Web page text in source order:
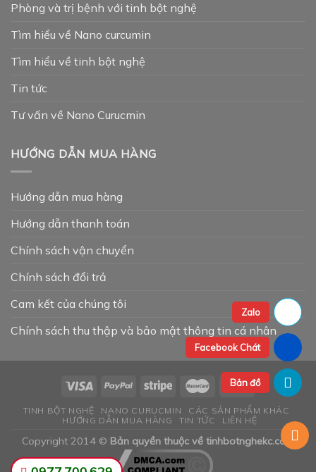
Phòng và trị bệnh với tinh bột nghệ
Tìm hiểu về Nano curcumin
Tìm hiểu về tinh bột nghệ
Tin tức
Tư vấn về Nano Curucmin
HƯỚNG DẪN MUA HÀNG
Hướng dẫn mua hàng
Hướng dẫn thanh toán
Chính sách vận chuyển
Chính sách đổi trả
Cam kết của chúng tôi
Chính sách thu thập và bảo mật thông tin cá nhân
TINH BỘT NGHỆ NANO CURUCMIN
CÁC SẢN PHẨM KHÁC
HƯỚNG DẪN MUA HÀNG
TIN TỨC LIÊN HỆ
Copyright 2014 © Bản quyền thuộc về tinhbotnghekc.com
Zalo
Facebook Chát
Bản đồ